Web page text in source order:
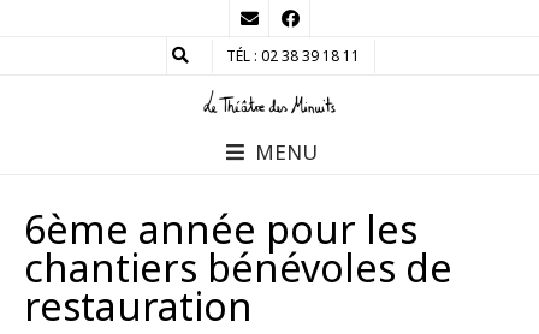
TÉL : 02 38 39 18 11
MENU
6ème année pour les
chantiers bénévoles de
restauration